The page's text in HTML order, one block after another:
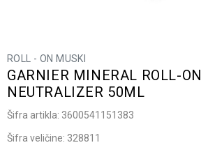
ROLL - ON MUSKI
GARNIER MINERAL ROLL-ON
NEUTRALIZER 50ML
Šifra artikla: 3600541151383
Šifra veličine: 328811